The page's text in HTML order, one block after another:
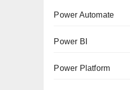
Power Automate
Power BI
Power Platform